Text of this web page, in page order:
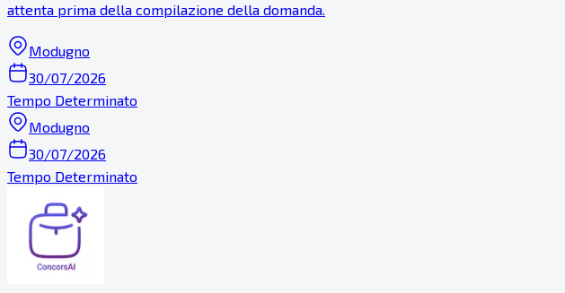
attenta prima della compilazione della domanda.
Modugno
30/07/2026
Tempo Determinato
Modugno
30/07/2026
Tempo Determinato